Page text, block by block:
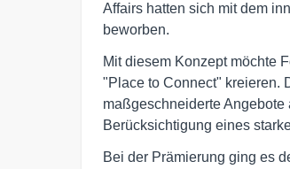
Affairs hatten sich mit dem
beworben.
Mit diesem Konzept möchte
"Place to Connect" kreieren.
maßgeschneiderte
Berücksichtigung eines
Bei der Prämierung ging es